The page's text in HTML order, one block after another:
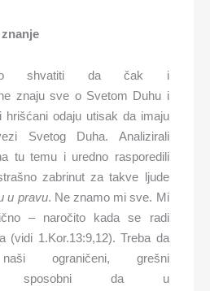
shvatiti da čak i
znaju sve o Svetom Duhu i
hrišćani odaju utisak da imaju
Svetog Duha. Analizirali
tu temu i uredno rasporedili
zabrinut za takve ljude
u pravu. Ne znamo mi sve. Mi
– naročito kada se radi
(vidi 1.Kor.13:9,12). Treba da
ograničeni, grešni
sposobni da u